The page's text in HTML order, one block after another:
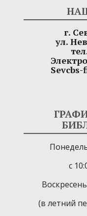
г.
ул.
с
(в летний